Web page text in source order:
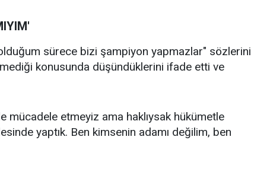
sürece bizi şampiyon yapmazlar" sözlerini
konusunda düşündüklerini ifade etti ve
mücadele etmeyiz ama haklıysak hükümetle
yaptık. Ben kimsenin adamı değilim, ben